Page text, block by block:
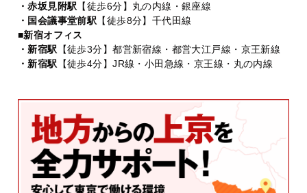
・赤坂見附駅 【徒歩6分】丸の内線・銀座線
・国会議事堂前駅 【徒歩8分】千代田線
■新宿オフィス
・新宿駅 【徒歩3分】都営新宿線・都営大江戸線・京王新線
・新宿駅 【徒歩4分】JR線・小田急線・京王線・丸の内線